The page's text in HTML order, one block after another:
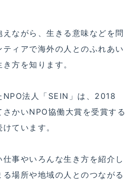
ながら、生きる意味などを問
ィアで海外の人とのふれあい
方を知ります。
NPO法人「SEIN」は、2018
かいNPO協働大賞を受賞する
ています。
事やいろんな生き方を紹介し
場所や地域の人とのつながる